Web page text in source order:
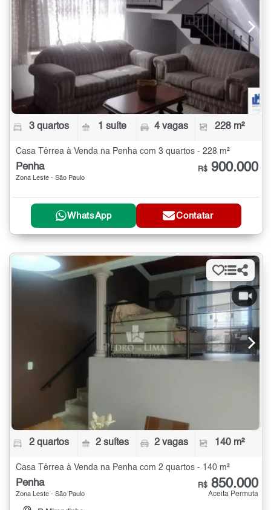
3 quartos 1 suíte 4 vagas 228 m²
Casa Térrea à Venda na Penha com 3 quartos - 228 m²
Penha
Zona Leste - São Paulo
R$ 900.000
WhatsApp Contatar
2 quartos 2 suítes 2 vagas 140 m²
Casa Térrea à Venda na Penha com 2 quartos - 140 m²
Penha
Zona Leste - São Paulo
R$ 850.000
Aceita Permuta